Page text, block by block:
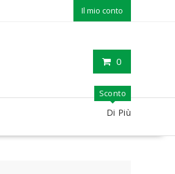
Il mio conto
0
Sconto
Di Più